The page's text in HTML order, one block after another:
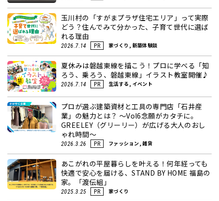
玉川村の「すがまプラザ住宅エリア」って実際
どう？住んでみて分かった、子育て世代に選ば
れる理由
2026.7.14 PR 家づくり, 新築体験談
夏休みは磐越東線を描こう！プロに学べる「知
ろう、乗ろう、磐越東線」イラスト教室開催♪
2026.7.14 PR 生活する, イベント
プロが選ぶ建築資材と工具の専門店「石井産
業」の魅力とは？ ～Vol6念願がカタチに。
GREELEY（グリーリー）が広げる大人のおし
ゃれ時間～
2026.3.26 PR ファッション, 雑貨
あこがれの平屋暮らしを叶える！何年経っても
快適で安心を届ける、STAND BY HOME 福島の
家。「渡伝組」
2025.3.25 PR 家づくり